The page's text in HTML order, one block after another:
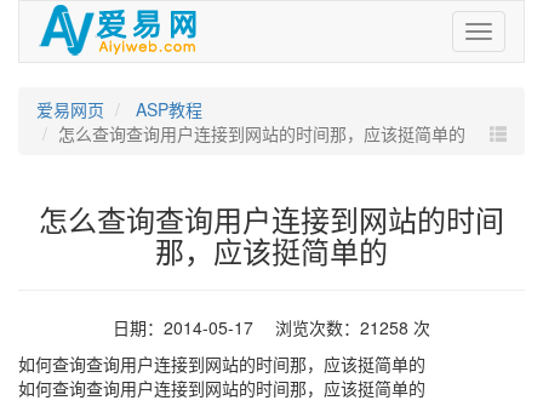
爱
易
爱易网页
ASP教程
怎么查询查询用户连接到网站的时间那，应该挺简单的
怎么查询查询用户连接到网站的时间
那，应该挺简单的
日期：2014-05-17 浏览次数：21258 次
如何查询查询用户连接到网站的时间那，应该挺简单的
如何查询查询用户连接到网站的时间那，应该挺简单的